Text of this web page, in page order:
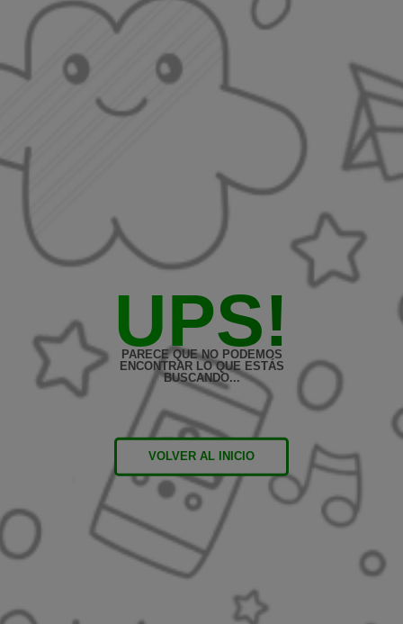
UPS!
PARECE QUE NO PODEMOS
ENCONTRAR LO QUE ESTÁS
BUSCANDO...
VOLVER AL INICIO